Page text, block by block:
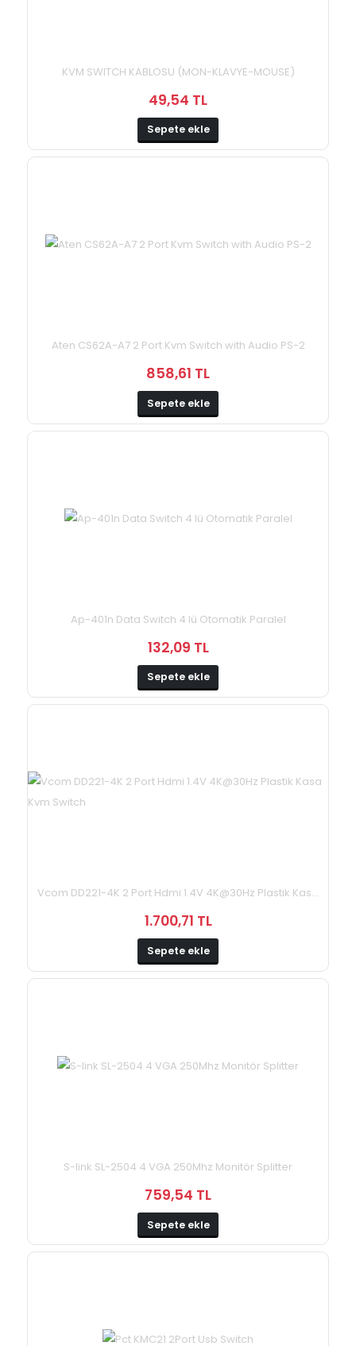
KVM SWITCH KABLOSU (MON-KLAVYE-MOUSE)
49,54 TL
Sepete ekle
Aten CS62A-A7 2 Port Kvm Switch with Audio PS-2
858,61 TL
Sepete ekle
Ap-401n Data Switch 4 lü Otomatik Paralel
132,09 TL
Sepete ekle
Vcom DD221-4K 2 Port Hdmi 1.4V 4K@30Hz Plastik Kas...
1.700,71 TL
Sepete ekle
S-link SL-2504 4 VGA 250Mhz Monitör Splitter
759,54 TL
Sepete ekle